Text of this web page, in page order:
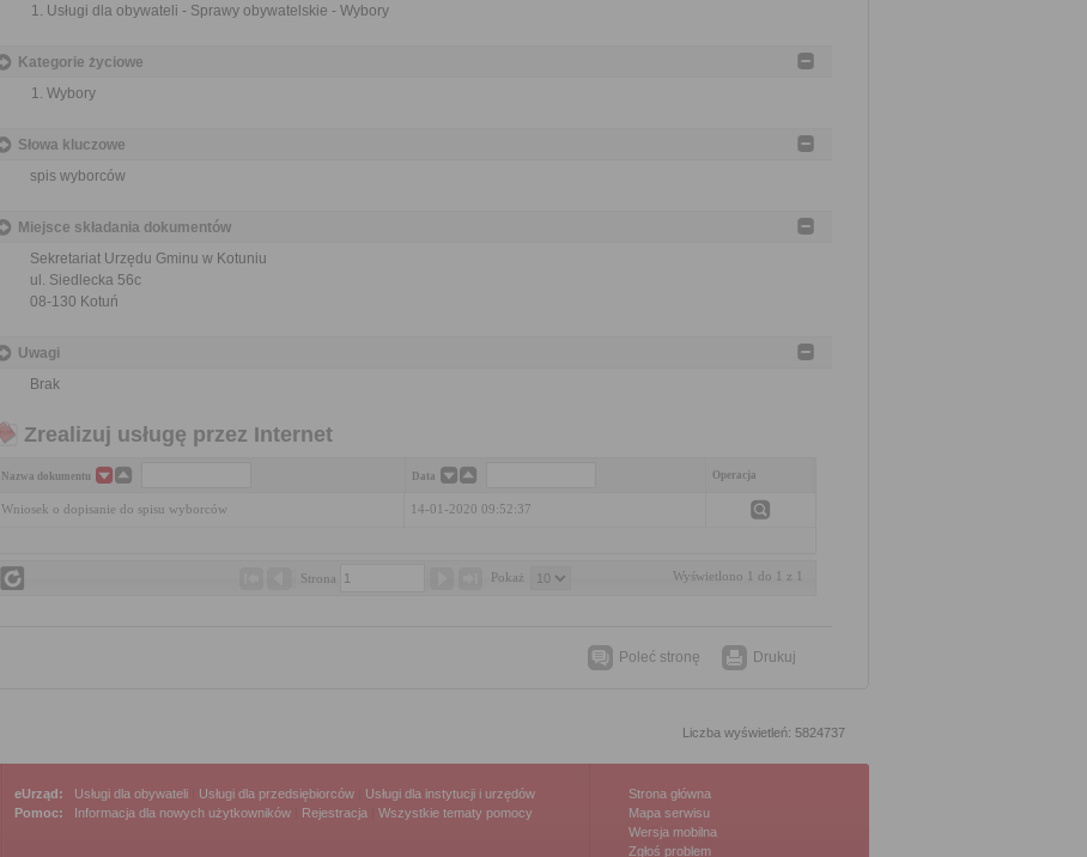
Usługi dla obywateli - Sprawy obywatelskie - Wybory
Kategorie życiowe
Wybory
Słowa kluczowe
spis wyborców
Miejsce składania dokumentów
Sekretariat Urzędu Gminu w Kotuniu
ul. Siedlecka 56c
08-130 Kotuń
Uwagi
Brak
Zrealizuj usługę przez Internet
Nazwa dokumentu Data Operacja
Wniosek o dopisanie do spisu wyborców 14-01-2020 09:52:37
Strona Pokaż Wyświetlono 1 do 1 z 1
Poleć stronę Drukuj
Liczba wyświetleń: 5824737
eUrząd: Usługi dla obywateli Usługi dla przedsiębiorców
Usługi dla instytucji i urzędów
Pomoc:
Informacja dla nowych użytkowników Rejestracja |Wszystkie tematy pomocy
Strona główna
Mapa serwisu
Wersja mobilna
Zgłoś problem